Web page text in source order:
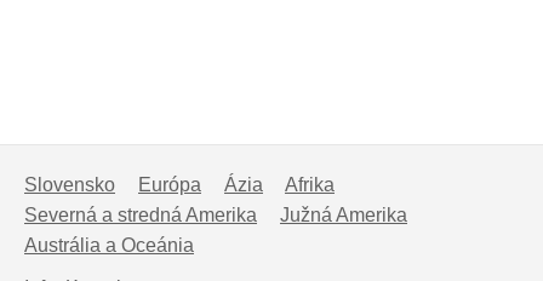
Slovensko Európa Ázia
Afrika
Severná a stredná Amerika
Južná Amerika
Austrália a Oceánia